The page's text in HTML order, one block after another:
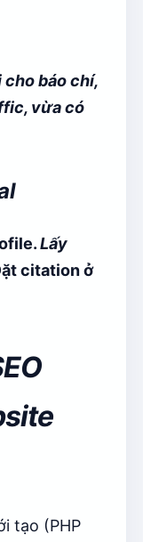
báo chí,
vừa có
Lấy
citation ở
tạo (PHP